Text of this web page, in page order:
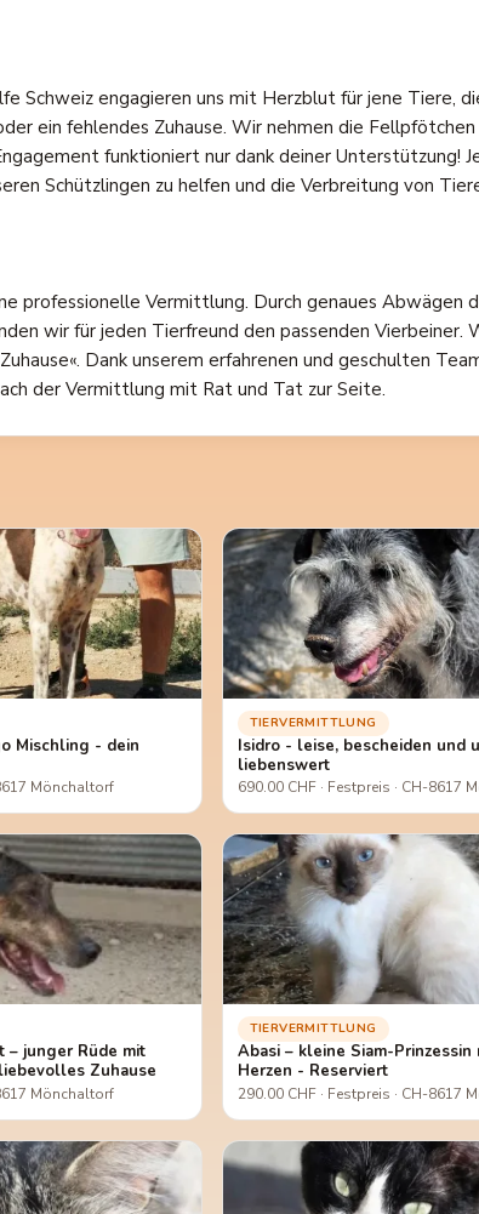
Schweiz engagieren uns mit Herzblut für jene Tiere,
ein fehlendes Zuhause. Wir nehmen die
funktioniert nur dank deiner Unterstützung!
Schützlingen zu helfen und die Verbreitung von
professionelle Vermittlung. Durch genaues Abwägen
wir für jeden Tierfreund den passenden
Dank unserem erfahrenen und geschulten
der Vermittlung mit Rat und Tat zur Seite.
Mischling - dein
Mönchaltorf
TIERVERMITTLUNG
Isidro - leise, bescheiden und
liebenswert
690.00 CHF · Festpreis · CH-8617
– junger Rüde mit
Zuhause
Mönchaltorf
TIERVERMITTLUNG
Abasi – kleine Siam-Prinzessin
Herzen - Reserviert
290.00 CHF · Festpreis · CH-8617